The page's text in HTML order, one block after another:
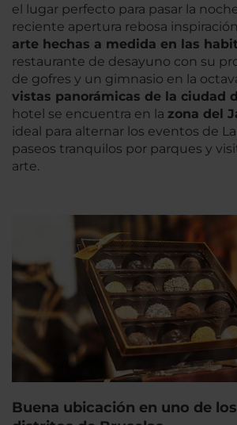
el lugar perfecto para pasar la
reciente apertura rebosa
arte hechas a medida en las
restaurante de desayuno con su
de gofres y un gimnasio en la
vistas panorámicas de la ciudad
hotel se encuentra en la zona del
ideal para alternar los eventos de
paseos tranquilos por parques y
arte.
Buena ubicación en uno de